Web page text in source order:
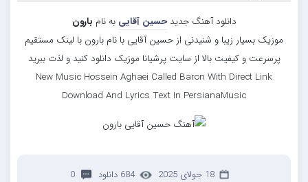
دانلود آهنگ جدیدحسین آقایی به نام بارون
موزیک بسیار زیبا و شنیدنی از حسین آقایی با نام بارون با لینک مستقیم
پرسرعت و کیفیت بالا از سایت پرشیانا موزیک دانلود کنید و لذت ببرید
New Music Hossein Aghaei Called Baron With Direct Link
Download And Lyrics Text In PersianaMusic
18 جولای 2025 684 دانلود 0